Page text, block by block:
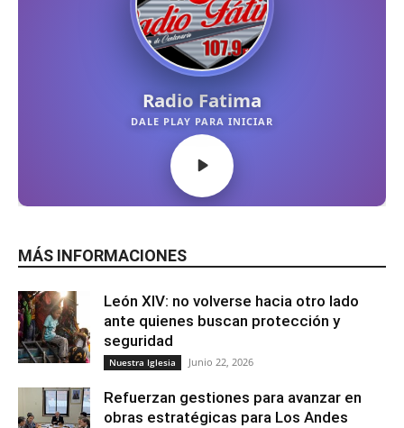
MÁS INFORMACIONES
León XIV: no volverse hacia otro lado
ante quienes buscan protección y
seguridad
Nuestra Iglesia Junio 22, 2026
Refuerzan gestiones para avanzar en
obras estratégicas para Los Andes